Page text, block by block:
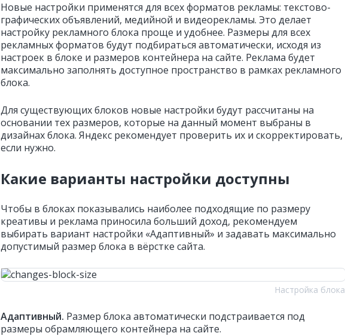
Новые настройки применятся для всех форматов рекламы: текстово-
графических объявлений, медийной и видеорекламы. Это делает
настройку рекламного блока проще и удобнее. Размеры для всех
рекламных форматов будут подбираться автоматически, исходя из
настроек в блоке и размеров контейнера на сайте. Реклама будет
максимально заполнять доступное пространство в рамках рекламного
блока.
Для существующих блоков новые настройки будут рассчитаны на
основании тех размеров, которые на данный момент выбраны в
дизайнах блока. Яндекс рекомендует проверить их и скорректировать,
если нужно.
Какие варианты настройки доступны
Чтобы в блоках показывались наиболее подходящие по размеру
креативы и реклама приносила больший доход, рекомендуем
выбирать вариант настройки «Адаптивный» и задавать максимально
допустимый размер блока в вёрстке сайта.
Настройка блока
Адаптивный. Размер блока автоматически подстраивается под
размеры обрамляющего контейнера на сайте.